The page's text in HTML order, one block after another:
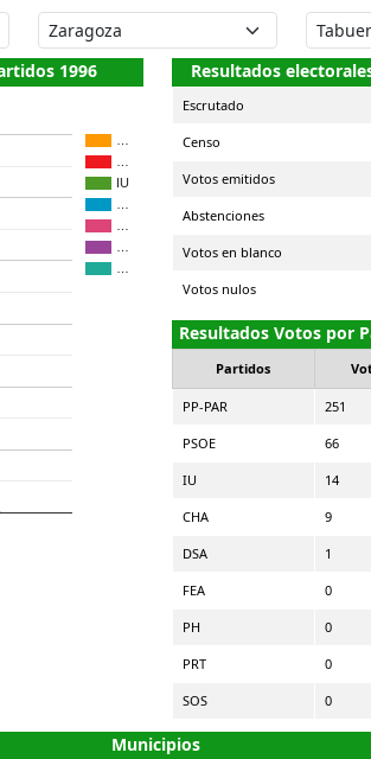
1996
IU
Resultados
Escrutado
Censo
Votos emitidos
Abstenciones
Votos en blanco
Votos nulos
Resultados Votos por
Partidos
PP-PAR 251
PSOE 66
IU 14
CHA 9
DSA 1
FEA 0
PH 0
PRT 0
SOS 0
Municipios